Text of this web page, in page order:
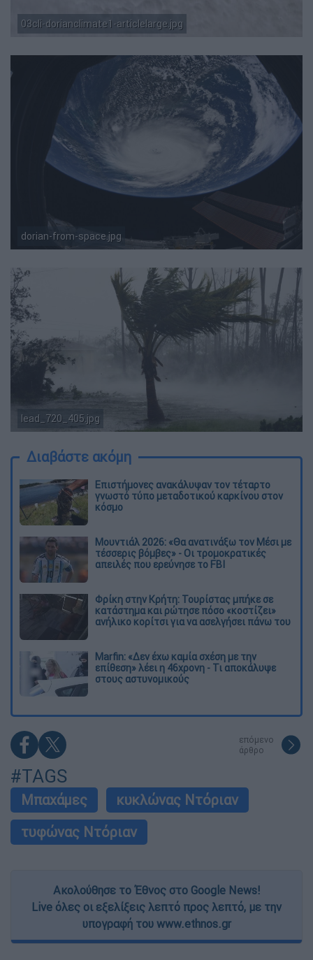
03cli-dorianclimate1-articlelarge.jpg
dorian-from-space.jpg
lead_720_405.jpg
Διαβάστε ακόμη
Επιστήμονες ανακάλυψαν τον τέταρτο
γνωστό τύπο μεταδοτικού καρκίνου στον
κόσμο
Μουντιάλ 2026: «Θα ανατινάξω τον Μέσι με
τέσσερις βόμβες» - Οι τρομοκρατικές
απειλές που ερεύνησε το FBI
Φρίκη στην Κρήτη: Τουρίστας μπήκε σε
κατάστημα και ρώτησε πόσο «κοστίζει»
ανήλικο κορίτσι για να ασελγήσει πάνω του
Marfin: «Δεν έχω καμία σχέση με την
επίθεση» λέει η 46χρονη - Τι αποκάλυψε
στους αστυνομικούς
επόμενο
άρθρο
#TAGS
Μπαχάμες
κυκλώνας Ντόριαν
τυφώνας Ντόριαν
Ακολούθησε το Έθνος στο Google News!
Live όλες οι εξελίξεις λεπτό προς λεπτό, με την
υπογραφή του www.ethnos.gr